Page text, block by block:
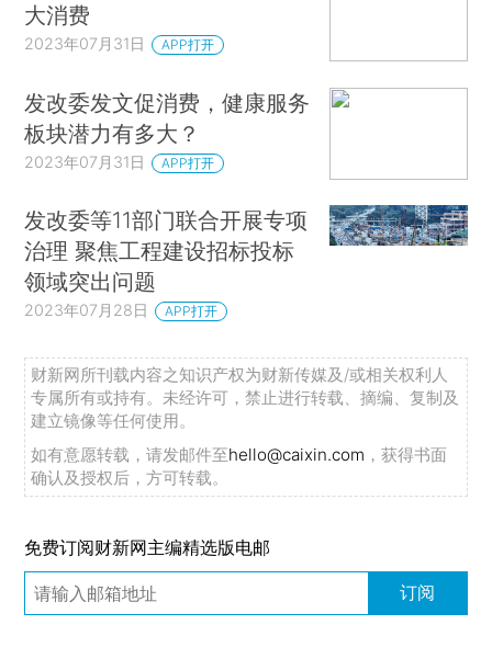
大消费
2023年07月31日 APP打开
发改委发文促消费，健康服务
板块潜力有多大？
2023年07月31日 APP打开
发改委等11部门联合开展专项
治理 聚焦工程建设招标投标
领域突出问题
2023年07月28日 APP打开
财新网所刊载内容之知识产权为财新传媒及/或相关权利人
专属所有或持有。未经许可，禁止进行转载、摘编、复制及
建立镜像等任何使用。
如有意愿转载，请发邮件至hello@caixin.com ，获得书面
确认及授权后，方可转载。
免费订阅财新网主编精选版电邮
订阅